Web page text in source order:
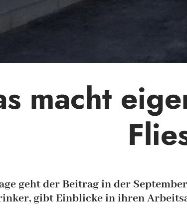
macht
geht der Beitrag in der
gibt Einblicke in ihren